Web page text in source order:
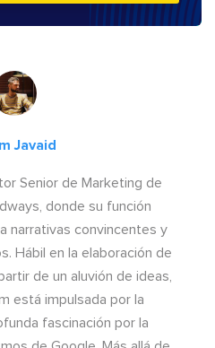
Javaid
Senior de Marketing de
donde su función
narrativas convincentes y
Hábil en la elaboración de
de un aluvión de ideas,
está impulsada por la
fascinación por la